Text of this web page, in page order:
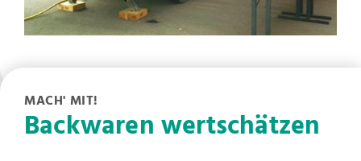
MACH' MIT!
Backwaren wertschätzen